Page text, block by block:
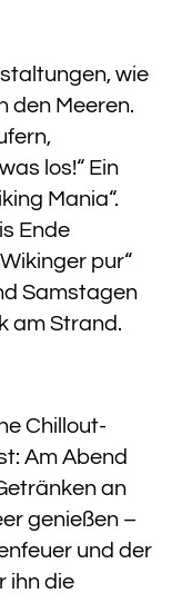
wie
den Meeren.
los!“ Ein
Mania“.
Ende
pur“
Samstagen
am Strand.
Chillout-
Am Abend
an
genießen –
und der
ihn die